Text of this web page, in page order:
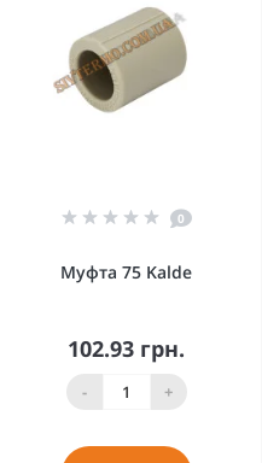
0
Муфта 75 Kalde
102.93 грн.
- +